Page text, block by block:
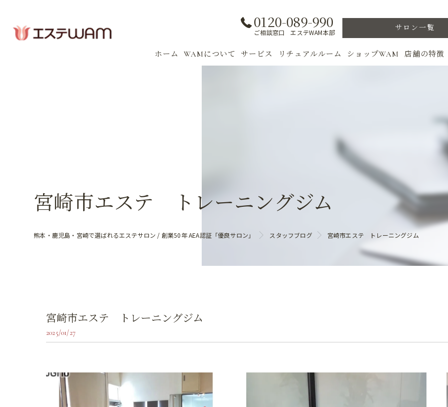
0120-089-990
ご相談窓口 エステWAM本部
サロン一覧
ホーム WAMについて サービス
女性専用フィットネス
リチュアルルーム ショップWAM 店舗の特徴
スキンケア
宮崎市エステ トレーニングジム
熊本・鹿児島・宮崎で選ばれるエステサロン / 創業50年 AEA認証「優良サロン」 スタッフブログ 宮崎市エステ トレーニングジム
宮崎市エステ トレーニングジム
2025/01/27